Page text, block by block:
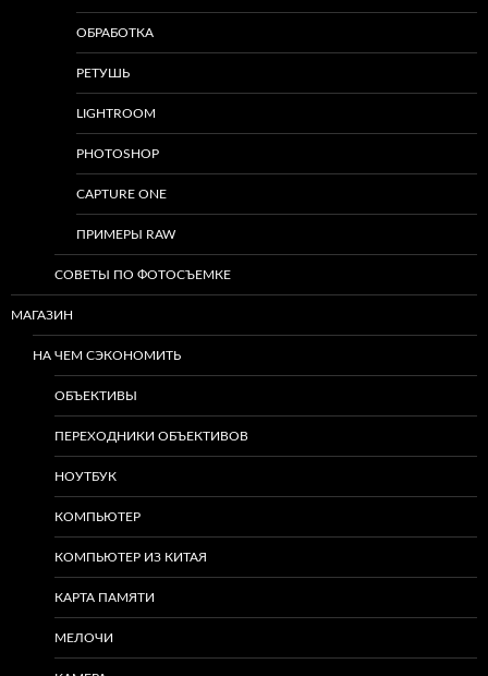
ОБРАБОТКА
РЕТУШЬ
LIGHTROOM
PHOTOSHOP
CAPTURE ONE
ПРИМЕРЫ RAW
СОВЕТЫ ПО ФОТОСЪЕМКЕ
МАГАЗИН
НА ЧЕМ СЭКОНОМИТЬ
ОБЪЕКТИВЫ
ПЕРЕХОДНИКИ ОБЪЕКТИВОВ
НОУТБУК
КОМПЬЮТЕР
КОМПЬЮТЕР ИЗ КИТАЯ
КАРТА ПАМЯТИ
МЕЛОЧИ